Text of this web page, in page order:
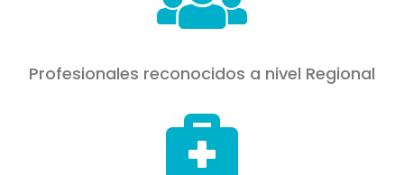
Profesionales reconocidos a nivel Regional